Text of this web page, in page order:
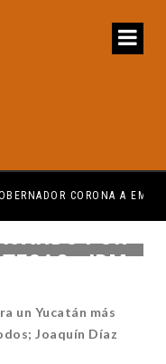
DE TEMOZÓN
POR
JDM
un Yucatán más
Joaquín Díaz